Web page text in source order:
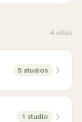
4villes
5 studios
1 studio